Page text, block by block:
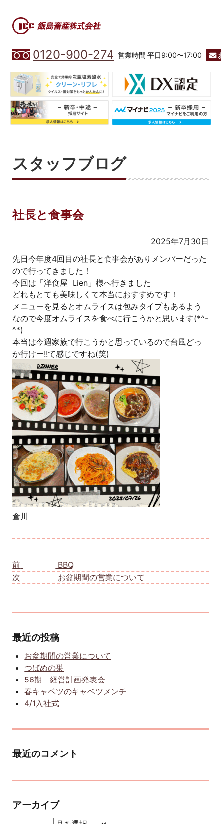
0120-900-274 営業時間 平日9:00〜17:00
スタッフブログ
社長と食事会
2025年7月30日
先日今年度4回目の社長と食事会がありメンバーだった
ので行ってきました！
今回は「洋食屋 Lien」様へ行きました
どれもとても美味しくて本当におすすめです！
メニューを見るとオムライスは包みタイプもあるよう
なので今度オムライスを食べに行こうかと思います(*^-
^*)
本当は今週家族で行こうかと思っているので台風どっ
か行けー!!て感じですね(笑)
倉川
前
BBQ
次
お盆期間の営業について
最近の投稿
お盆期間の営業について
つばめの巣
56期 経営計画発表会
春キャベツのキャベツメンチ
4/1入社式
最近のコメント
アーカイブ